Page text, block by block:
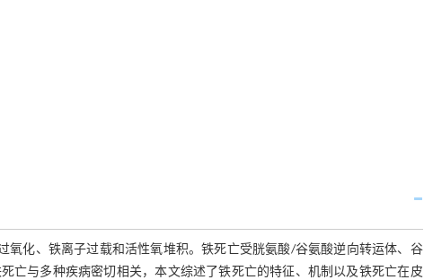
化、铁离子过载和活性氧堆积。铁死亡受胱氨酸/谷氨酸逆向转运体、谷
亡与多种疾病密切相关，本文综述了铁死亡的特征、机制以及铁死亡在皮